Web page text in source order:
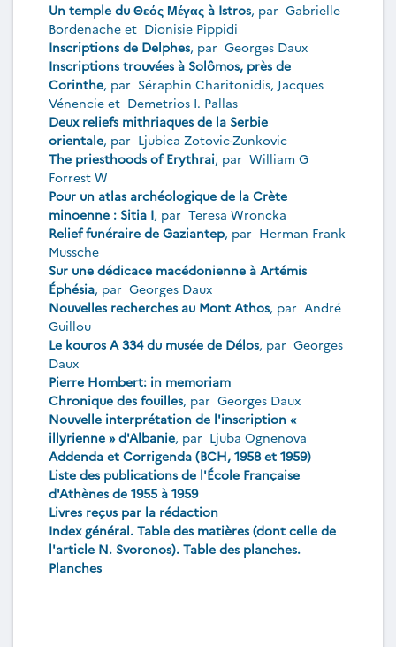
Un temple du Θεός Μέγας à Istros, par Gabrielle
Bordenache et Dionisie Pippidi
Inscriptions de Delphes, par Georges Daux
Inscriptions trouvées à Solômos, près de
Corinthe, par Séraphin Charitonidis, Jacques
Vénencie et Demetrios I. Pallas
Deux reliefs mithriaques de la Serbie
orientale, par Ljubica Zotovic-Zunkovic
The priesthoods of Erythrai, par William G
Forrest W
Pour un atlas archéologique de la Crète
minoenne : Sitia I, par Teresa Wroncka
Relief funéraire de Gaziantep, par Herman Frank
Mussche
Sur une dédicace macédonienne à Artémis
Éphésia, par Georges Daux
Nouvelles recherches au Mont Athos, par André
Guillou
Le kouros A 334 du musée de Délos, par Georges
Daux
Pierre Hombert: in memoriam
Chronique des fouilles, par Georges Daux
Nouvelle interprétation de l'inscription «
illyrienne » d'Albanie, par Ljuba Ognenova
Addenda et Corrigenda (BCH, 1958 et 1959)
Liste des publications de l'École Française
d'Athènes de 1955 à 1959
Livres reçus par la rédaction
Index général. Table des matières (dont celle de
l'article N. Svoronos). Table des planches.
Planches